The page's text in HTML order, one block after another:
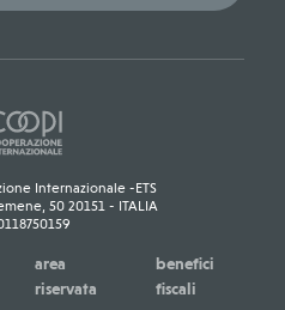
Internazionale -ETS
50 20151 - ITALIA
area
riservata
benefici
fiscali